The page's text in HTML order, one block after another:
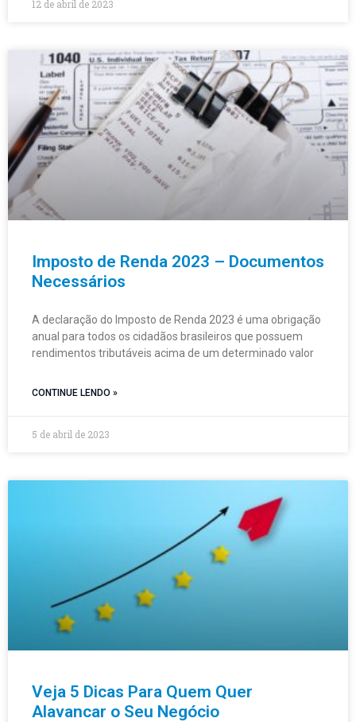
12 de abril de 2023
Imposto de Renda 2023 – Documentos
Necessários
A declaração do Imposto de Renda 2023 é uma obrigação
anual para todos os cidadãos brasileiros que possuem
rendimentos tributáveis acima de um determinado valor
CONTINUE LENDO »
5 de abril de 2023
Veja 5 Dicas Para Quem Quer
Alavancar o Seu Negócio